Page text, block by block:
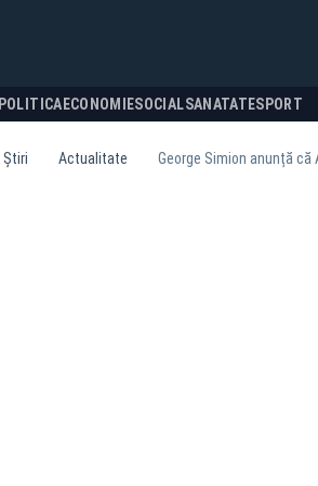
POLITICA ECONOMIESOCIALSANATATESPORT
Știri Actualitate George Simion anunță că